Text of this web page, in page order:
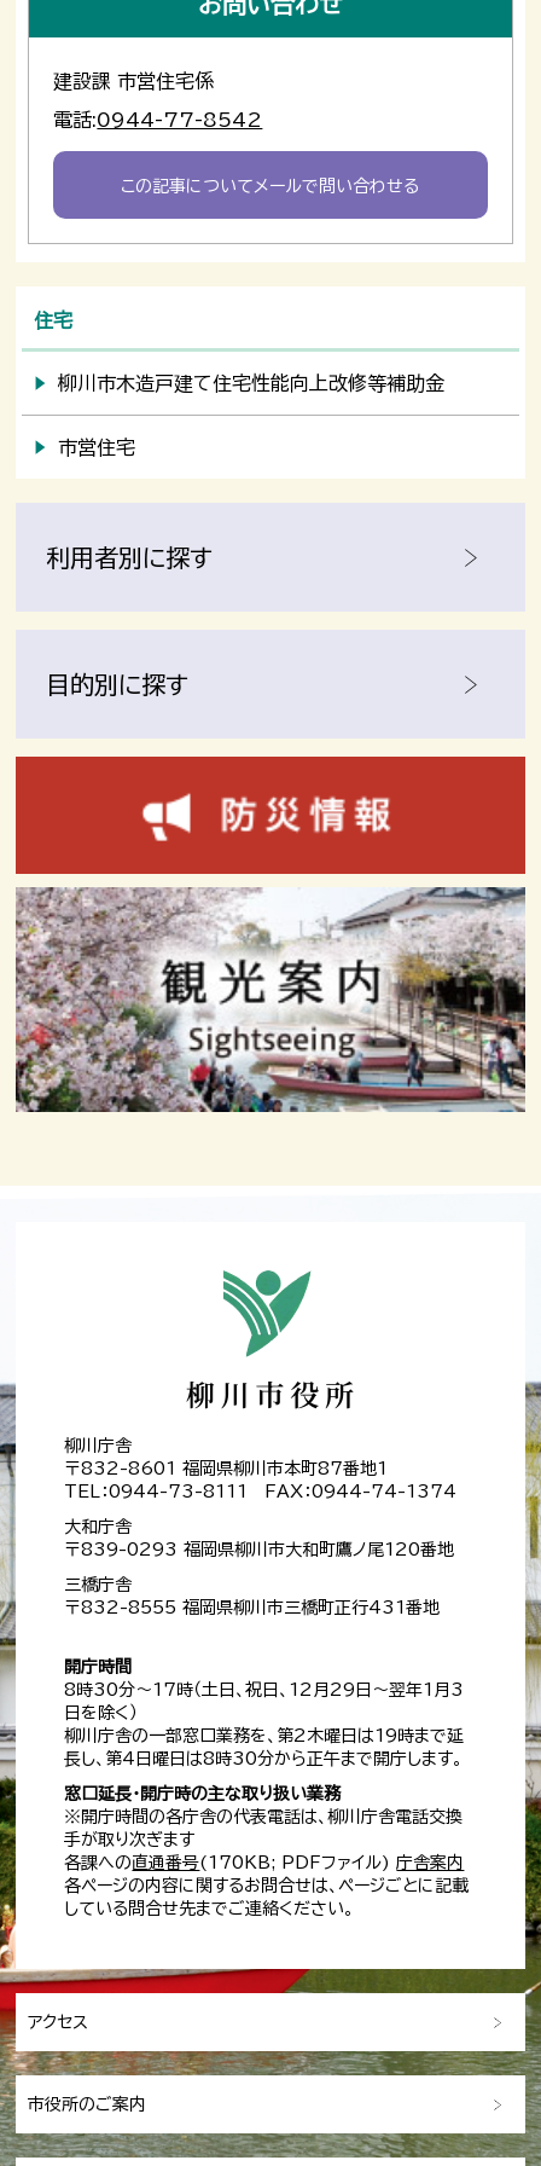
建設課 市営住宅係
電話:0944-77-8542
この記事についてメールで問い合わせる
住宅
柳川市木造戸建て住宅性能向上改修等補助金
市営住宅
利用者別に探す
目的別に探す
柳川庁舎
〒832-8601 福岡県柳川市本町87番地1
TEL：0944-73-8111 FAX：0944-74-1374
大和庁舎
〒839-0293 福岡県柳川市大和町鷹ノ尾120番地
三橋庁舎
〒832-8555 福岡県柳川市三橋町正行431番地
開庁時間
8時30分～17時（土日、祝日、12月29日～翌年1月3
日を除く）
柳川庁舎の一部窓口業務を、第2木曜日は19時まで延
長し、第4日曜日は8時30分から正午まで開庁します。
窓口延長・開庁時の主な取り扱い業務
※開庁時間の各庁舎の代表電話は、柳川庁舎電話交換
手が取り次ぎます
各課への直通番号(170KB; PDFファイル)庁舎案内
各ページの内容に関するお問合せは、ページごとに記載
している問合せ先までご連絡ください。
アクセス
市役所のご案内